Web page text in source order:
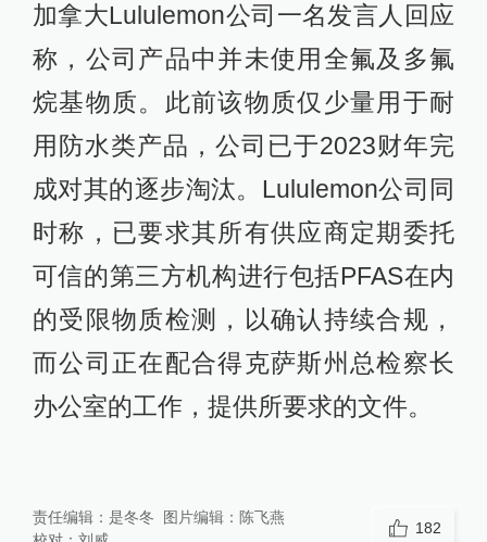
加拿大Lululemon公司一名发言人回应
称，公司产品中并未使用全氟及多氟
烷基物质。此前该物质仅少量用于耐
用防水类产品，公司已于2023财年完
成对其的逐步淘汰。Lululemon公司同
时称，已要求其所有供应商定期委托
可信的第三方机构进行包括PFAS在内
的受限物质检测，以确认持续合规，
而公司正在配合得克萨斯州总检察长
办公室的工作，提供所要求的文件。
责任编辑： 是冬冬 图片编辑： 陈飞燕
182